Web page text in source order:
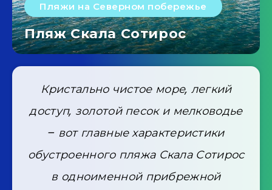
Пляжи на Северном побережье
Пляж Скала Сотирос
Кристально чистое море, легкий
доступ, золотой песок и мелководье
– вот главные характеристики
обустроенного пляжа Скала Сотирос
в одноименной прибрежной